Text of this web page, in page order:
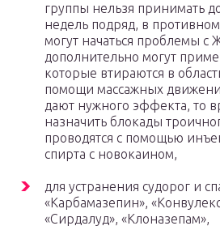
группы нельзя принимать
недель подряд, в противном
могут начаться проблемы с
дополнительно могут
которые втираются в
помощи массажных
дают нужного эффекта, то
назначить блокады
проводятся с помощью
спирта с новокаином,
для устранения судорог и
«Карбамазепин»,
«Сирдалуд», «Клоназепам»,